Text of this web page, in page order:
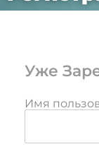
Уже
Имя